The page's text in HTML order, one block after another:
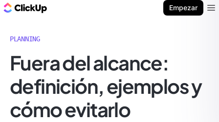
Empezar
PLANNING
Fuera del alcance:
definición, ejemplos y
cómo evitarlo